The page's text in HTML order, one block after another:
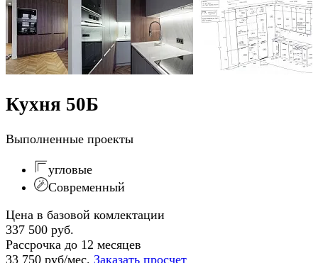
Кухня 50Б
Выполненные проекты
угловые
Современный
Цена в базовой комлектации
337 500 руб.
Рассрочка до 12 месяцев
33 750 руб/мес. Заказать просчет